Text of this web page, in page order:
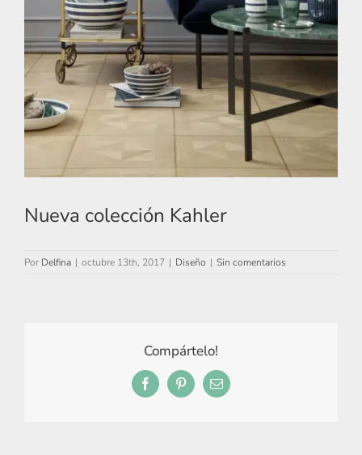
Nueva colección Kahler
Por Delfina | octubre 13th, 2017 | Diseño | Sin comentarios
Compártelo!
FacebookPinterestCorreo
electrónico